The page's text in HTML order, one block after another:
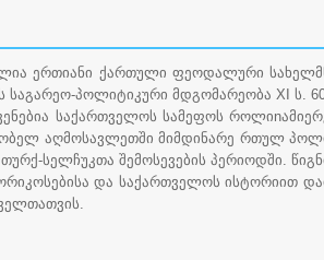
ერთიანი ქართული ფეოდალური
პოლიტიკური მდგომარეობა XI ს.
საქართველოს სამეფოს
აღმოსავლეთში მიმდინარე რთულ
სელჩუკთა შემოსევების პერიოდში.
და საქართველოს ისტორიით